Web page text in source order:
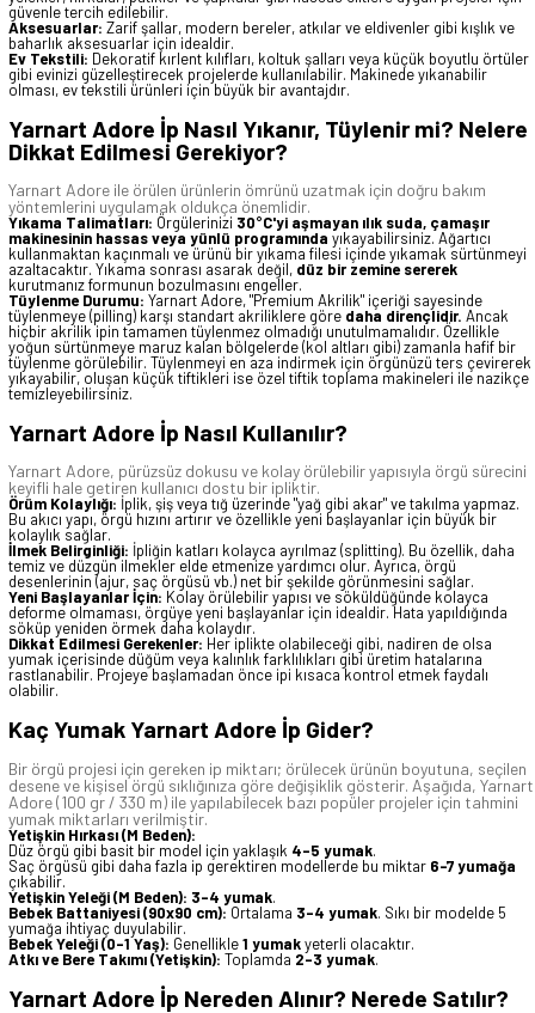
güvenle tercih edilebilir.
Aksesuarlar: Zarif şallar, modern bereler, atkılar ve eldivenler gibi kışlık ve
baharlık aksesuarlar için idealdir.
Ev Tekstili: Dekoratif kırlent kılıfları, koltuk şalları veya küçük boyutlu örtüler
gibi evinizi güzelleştirecek projelerde kullanılabilir. Makinede yıkanabilir
olması, ev tekstili ürünleri için büyük bir avantajdır.
Yarnart Adore İp Nasıl Yıkanır, Tüylenir mi? Nelere
Dikkat Edilmesi Gerekiyor?
Yarnart Adore ile örülen ürünlerin ömrünü uzatmak için doğru bakım
yöntemlerini uygulamak oldukça önemlidir.
Yıkama Talimatları: Örgülerinizi 30°C'yi aşmayan ılık suda, çamaşır
makinesinin hassas veya yünlü programında yıkayabilirsiniz. Ağartıcı
kullanmaktan kaçınmalı ve ürünü bir yıkama filesi içinde yıkamak sürtünmeyi
azaltacaktır. Yıkama sonrası asarak değil, düz bir zemine sererek
kurutmanız formunun bozulmasını engeller.
Tüylenme Durumu: Yarnart Adore, "Premium Akrilik" içeriği sayesinde
tüylenmeye (pilling) karşı standart akriliklere göre daha dirençlidir. Ancak
hiçbir akrilik ipin tamamen tüylenmez olmadığı unutulmamalıdır. Özellikle
yoğun sürtünmeye maruz kalan bölgelerde (kol altları gibi) zamanla hafif bir
tüylenme görülebilir. Tüylenmeyi en aza indirmek için örgünüzü ters çevirerek
yıkayabilir, oluşan küçük tiftikleri ise özel tiftik toplama makineleri ile nazikçe
temizleyebilirsiniz.
Yarnart Adore İp Nasıl Kullanılır?
Yarnart Adore, pürüzsüz dokusu ve kolay örülebilir yapısıyla örgü sürecini
keyifli hale getiren kullanıcı dostu bir ipliktir.
Örüm Kolaylığı: İplik, şiş veya tığ üzerinde "yağ gibi akar" ve takılma yapmaz.
Bu akıcı yapı, örgü hızını artırır ve özellikle yeni başlayanlar için büyük bir
kolaylık sağlar.
İlmek Belirginliği: İpliğin katları kolayca ayrılmaz (splitting). Bu özellik, daha
temiz ve düzgün ilmekler elde etmenize yardımcı olur. Ayrıca, örgü
desenlerinin (ajur, saç örgüsü vb.) net bir şekilde görünmesini sağlar.
Yeni Başlayanlar İçin: Kolay örülebilir yapısı ve söküldüğünde kolayca
deforme olmaması, örgüye yeni başlayanlar için idealdir. Hata yapıldığında
söküp yeniden örmek daha kolaydır.
Dikkat Edilmesi Gerekenler: Her iplikte olabileceği gibi, nadiren de olsa
yumak içerisinde düğüm veya kalınlık farklılıkları gibi üretim hatalarına
rastlanabilir. Projeye başlamadan önce ipi kısaca kontrol etmek faydalı
olabilir.
Kaç Yumak Yarnart Adore İp Gider?
Bir örgü projesi için gereken ip miktarı; örülecek ürünün boyutuna, seçilen
desene ve kişisel örgü sıklığınıza göre değişiklik gösterir. Aşağıda, Yarnart
Adore (100 gr / 330 m) ile yapılabilecek bazı popüler projeler için tahmini
yumak miktarları verilmiştir.
Yetişkin Hırkası (M Beden):
Düz örgü gibi basit bir model için yaklaşık 4-5 yumak.
Saç örgüsü gibi daha fazla ip gerektiren modellerde bu miktar 6-7 yumağa
çıkabilir.
Yetişkin Yeleği (M Beden): 3-4 yumak.
Bebek Battaniyesi (90x90 cm):Ortalama 3-4 yumak. Sıkı bir modelde 5
yumağa ihtiyaç duyulabilir.
Bebek Yeleği (0-1 Yaş): Genellikle1 yumakyeterli olacaktır.
Atkı ve Bere Takımı (Yetişkin): Toplamda 2-3 yumak.
Yarnart Adore İp Nereden Alınır? Nerede Satılır?